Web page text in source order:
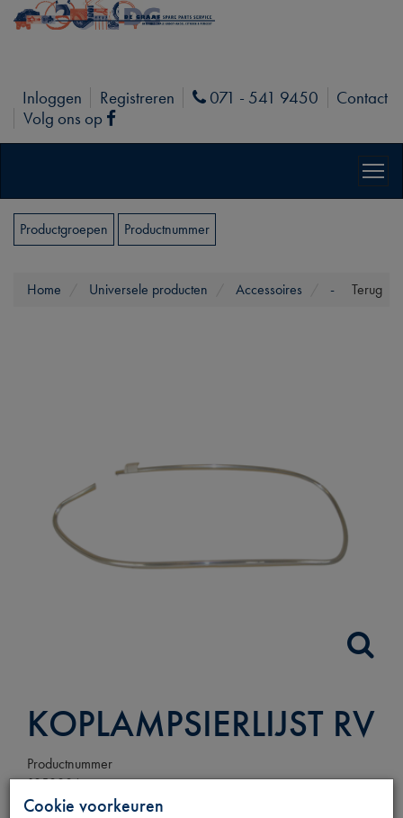
Inloggen Registreren Phone
071 - 541 9450
Contact
Volg ons op
Facebook
Productgroepen Productnummer
Terug
Home Universele producten Accessoires -
KOPLAMPSIERLIJST RV
Productnummer
1850006
Cookie voorkeuren